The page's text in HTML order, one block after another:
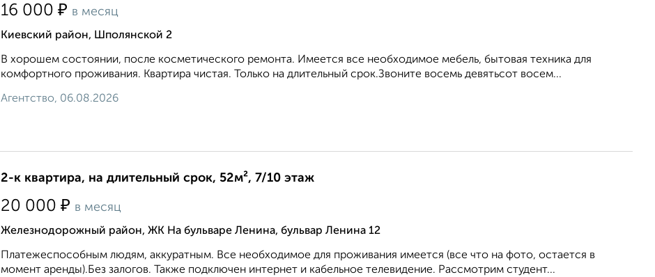
16 000 ₽ в месяц
Киевский район, Шполянской 2
В хорошем состоянии, после косметического ремонта. Имеется все необходимое мебель, бытовая техника для
комфортного проживания. Квартира чистая. Только на длительный срок.Звоните восемь девятьсот восем...
Агентство, 06.08.2026
2-к квартира, на длительный срок, 52м², 7/10 этаж
20 000 ₽ в месяц
Железнодорожный район, ЖК На бульваре Ленина, бульвар Ленина 12
Платежеспособным людям, аккуратным. Все необходимое для проживания имеется (все что на фото, остается в
момент аренды).Без залогов. Также подключен интернет и кабельное телевидение. Рассмотрим студент...